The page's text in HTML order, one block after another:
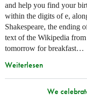
and help you find your
within the digits of e,
Shakespeare, the ending
text of the Wikipedia
tomorrow for breakfast…
Weiterlesen
We